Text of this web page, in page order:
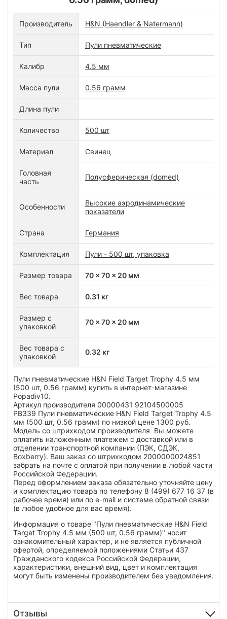
Производитель H&N (Haendler & Natermann)
Тип Пули пневматические
Калибр 4.5 мм
Масса пули 0.56 грамм
Длина пули
Количество 500 шт
Материал Свинец
Головная
часть
Полусферическая (domed)
Особенности
Высокие аэродинамические
показатели
Страна Германия
Комплектация Пули - 500 шт, упаковка
Размер товара 70 x 70 x 20 мм
Вес товара 0.31 кг
Размер с
упаковкой
70 x 70 x 20 мм
Вес товара с
упаковкой
0.32 кг
Пули пневматические H&N Field Target Trophy 4.5 мм
(500 шт, 0.56 грамм) купить в интернет-магазине
Popadiv10.
Артикул производителя 00000431 92104500005
PB339 Пули пневматические H&N Field Target Trophy 4.5
мм (500 шт, 0.56 грамм) по низкой цене 1300 руб.
Модель со штрихкодом производителя Вы можете
оплатить наложенным платежем с доставкой или в
отделении транспортной компании (ПЭК, СДЭК,
Boxberry). Ваш заказ со штрихкодом 2000000024851
забрать на почте с оплатой при получении в любой части
Российской Федерации.
Перед оформлением заказа обязательно уточняйте цену
и комплектацию товара по телефону 8 (499) 677 16 37 (в
рабочее время) или по e-mail и системе обратной связи
(в любое удобное для вас время).
Информация о товаре "Пули пневматические H&N Field
Target Trophy 4.5 мм (500 шт, 0.56 грамм)" носит
ознакомительный характер, и не является публичной
офертой, определяемой положениями Статьи 437
Гражданского кодекса Российской Федерации,
характеристики, внешний вид, цвет и комплектация
могут быть изменены производителем без уведомления.
Отзывы